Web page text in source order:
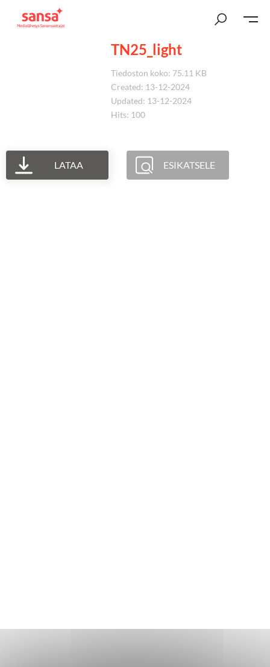
TN25_light
Tiedoston koko: 75.11 KB
Created: 13-12-2024
Updated: 13-12-2024
Hits: 100
LATAA ESIKATSELE